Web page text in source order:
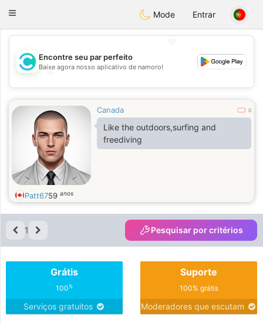
olombiaCitas
Toggle
Mode Entrar
💖
💕
Encontre seu par perfeito
Baixe agora nosso aplicativo de namoro!
Canada 0
Like the outdoors,surfing and
freediving
Patt6759 anos
1 Pesquisar por critérios
Grátis
100%
Serviços gratuitos
Suporte
100% grátis
Moderadores que escutam